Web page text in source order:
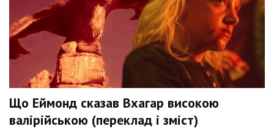
Що Еймонд сказав Вхагар високою
валірійською (переклад і зміст)